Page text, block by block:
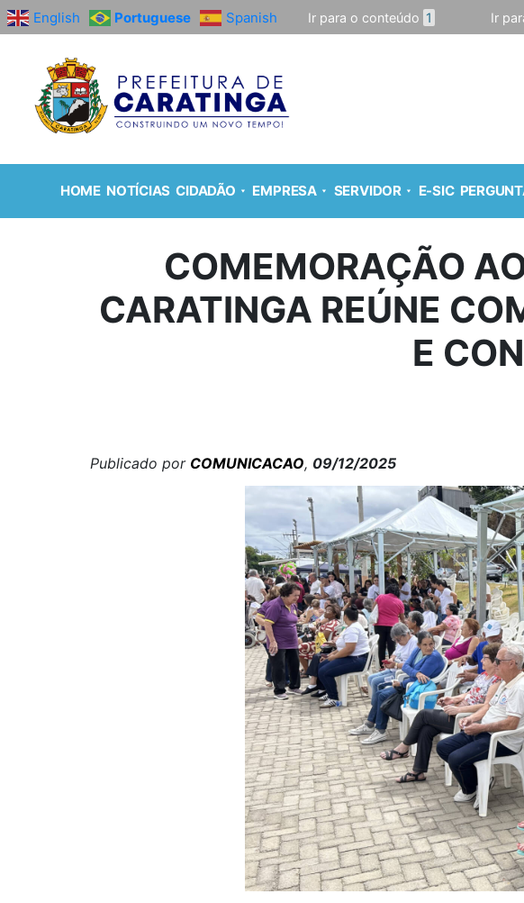
English Portuguese Spanish Ir para o conteúdo 1 Ir
HOME NOTÍCIAS CIDADÃO EMPRESA SERVIDOR E-SIC
COMEMORAÇÃO
CARATINGA REÚNE
E
Publicado por COMUNICACAO, 09/12/2025